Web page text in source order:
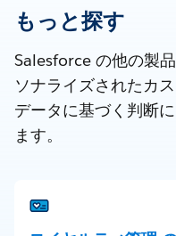
もっと探す
Salesforce の他の製
ソナライズされたカ
データに基づく判断
ます。